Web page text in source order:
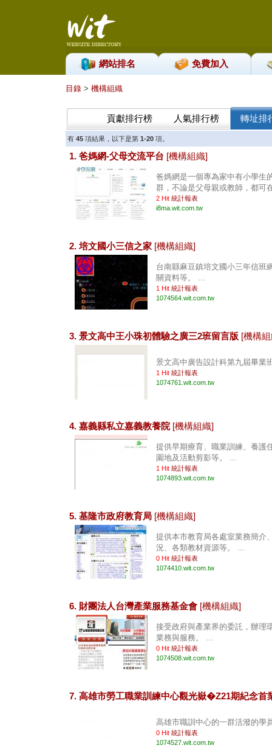
網站排名 免費加入
目錄 > 機構組織
貢獻排行榜 人氣排行榜 轉址排
有 45 項結果，以下是第 1-20項。
1. 爸媽網-父母交流平台 [機構組織]
爸媽網是一個專為家中有小學生
群，不論是父母親或教師，都可
2 Hit 統計報表
i8ma.wit.com.tw
2. 培文國小三信之家 [機構組織]
台南縣麻豆鎮培文國小三年信班
關資料等。 ...
1 Hit 統計報表
1074564.wit.com.tw
3. 景文高中王小珠初體驗之廣三2班留言版 [機構
景文高中廣告設計科第九屆畢業
1 Hit 統計報表
1074761.wit.com.tw
4. 嘉義縣私立嘉義教養院 [機構組織]
提供早期療育、職業訓練、養護
園地及活動剪影等。 ...
1 Hit 統計報表
1074893.wit.com.tw
5. 基隆市政府教育局 [機構組織]
提供本市教育局各處室業務簡介
況、各類教材資源等。 ...
0 Hit 統計報表
1074410.wit.com.tw
6. 財團法人台灣產業服務基金會 [機構組織]
接受政府與產業界的委託，辦理
業務與服務。 ...
0 Hit 統計報表
1074508.wit.com.tw
7. 高雄市勞工職業訓練中心觀光嶽�Z21期紀念首
高雄市職訓中心的一群活潑的學
0 Hit 統計報表
1074527.wit.com.tw